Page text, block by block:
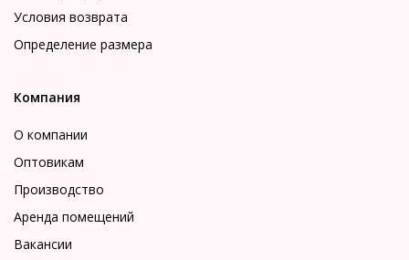
Условия возврата
Определение размера
Компания
О компании
Оптовикам
Производство
Аренда помещений
Вакансии